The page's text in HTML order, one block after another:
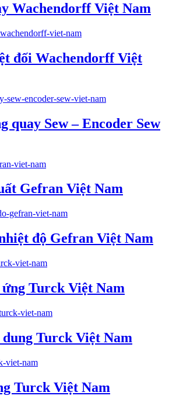
Wachendorff Việt Nam
đối Wachendorff Việt
quay Sew – Encoder Sew
Gefran Việt Nam
độ Gefran Việt Nam
Turck Việt Nam
Turck Việt Nam
Turck Việt Nam